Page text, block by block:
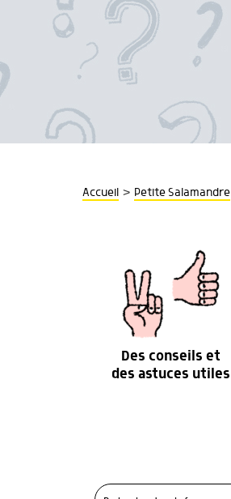
Accueil > Petite Salamandre
Des conseils et
des astuces utiles